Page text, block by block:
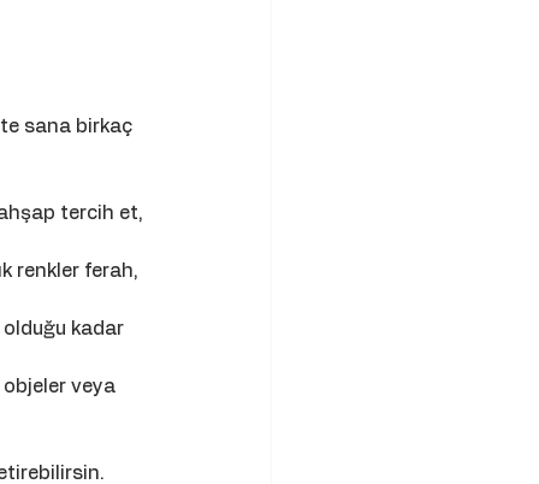
sana birkaç
tercih et,
renkler ferah,
kadar
veya